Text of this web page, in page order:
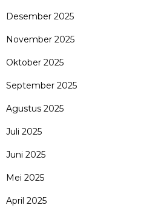
Desember 2025
November 2025
Oktober 2025
September 2025
Agustus 2025
Juli 2025
Juni 2025
Mei 2025
April 2025